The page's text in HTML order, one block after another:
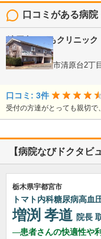
口コミがある病院
清原台こどもクリニック
内科, 小児科
栃木県宇都宮市清原台2丁
口コミ: 3件
受付の方達がとっても親切で
【病院なびドクタビ
栃木県宇都宮市
トマト内科糖尿病高血
増渕 孝道 院長
患者さんの快適性や